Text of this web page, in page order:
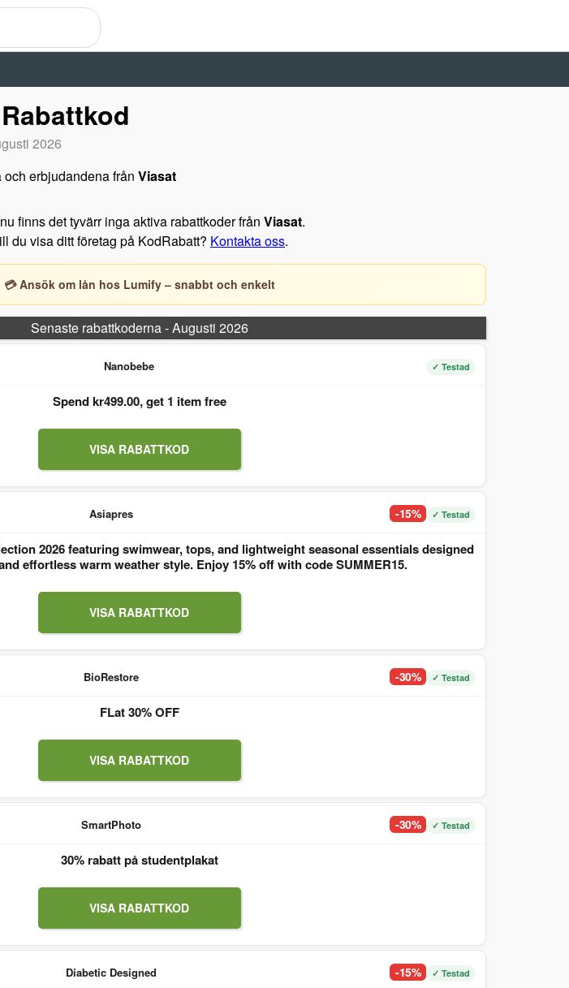
2026
erbjudandena från Viasat
finns det tyvärr inga aktiva rabattkoder från Viasat.
du visa ditt företag på KodRabatt? Kontakta oss.
💳 Ansök om lån hos Lumify – snabbt och enkelt
Senaste rabattkoderna - Augusti 2026
Nanobebe ✓ Testad
Spend kr499.00, get 1 item free
VISA RABATTKOD
Asiapres -15% ✓ Testad
2026 featuring swimwear, tops, and lightweight seasonal essentials designed
effortless warm weather style. Enjoy 15% off with code SUMMER15.
VISA RABATTKOD
BioRestore -30% ✓ Testad
FLat 30% OFF
VISA RABATTKOD
SmartPhoto -30% ✓ Testad
30% rabatt på studentplakat
VISA RABATTKOD
Diabetic Designed -15% ✓ Testad